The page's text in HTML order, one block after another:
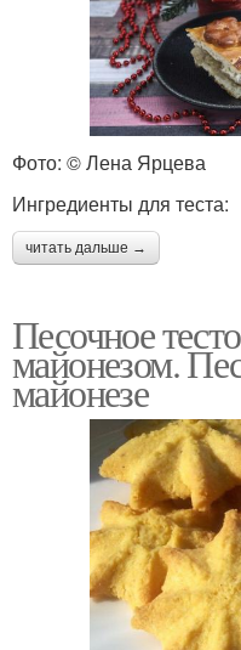
Фото: © Лена Ярцева
Ингредиенты для теста:
читать дальше →
Песочное
майонезом.
майонезе